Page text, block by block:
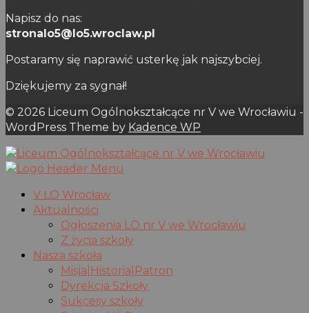
Napisz do nas:
stronalo5@lo5.wroclaw.pl
Postaramy się naprawić usterkę jak najszybciej.
Dziękujemy za sygnał!
© 2026 Liceum Ogólnokształcące nr V we Wrocławiu -
WordPress Theme by Kadence WP
V LO Wrocław
Aktualności
Ogłoszenia LO nr V we Wrocławiu
Z życia szkoły
Nasza szkoła
Misja|Historia|Patron
Dyrekcja Szkoły
Sukcesy szkoły